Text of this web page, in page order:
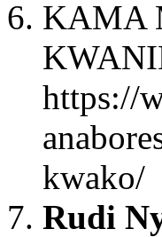
KAMA
https://
kwako/
Rudi